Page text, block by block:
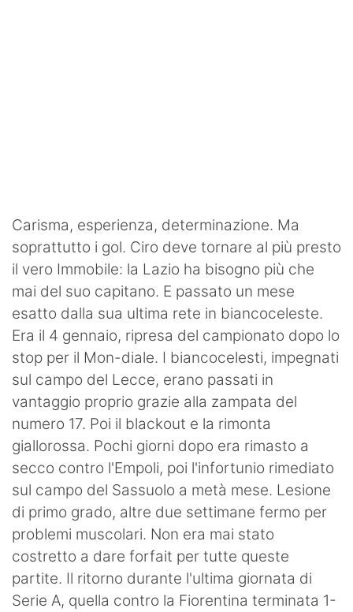
Tennis
Vela
SHOP LAZIO
Contatti
Carisma, esperienza, determinazione. Ma
soprattutto i gol. Ciro deve tornare al più presto
il vero Immobile: la Lazio ha bisogno più che
mai del suo capitano. E passato un mese
esatto dalla sua ultima rete in biancoceleste.
Era il 4 gennaio, ripresa del campionato dopo lo
stop per il Mon-diale. I biancocelesti, impegnati
sul campo del Lecce, erano passati in
vantaggio proprio grazie alla zampata del
numero 17. Poi il blackout e la rimonta
giallorossa. Pochi giorni dopo era rimasto a
secco contro l'Empoli, poi l'infortunio rimediato
sul campo del Sassuolo a metà mese. Lesione
di primo grado, altre due settimane fermo per
problemi muscolari. Non era mai stato
costretto a dare forfait per tutte queste
partite. Il ritorno durante l'ultima giornata di
Serie A, quella contro la Fiorentina terminata 1-